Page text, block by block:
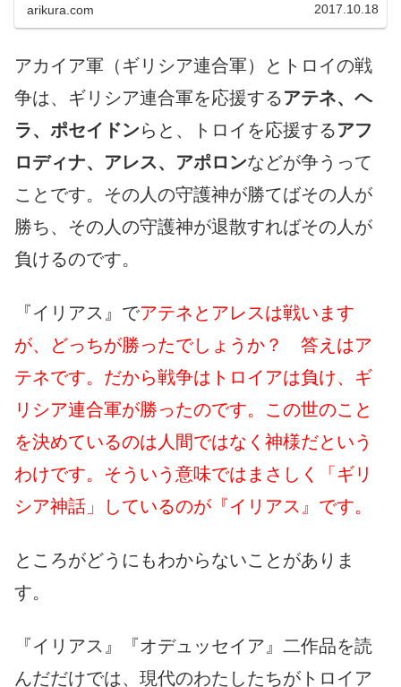
arikura.com 2017.10.18
アカイア軍（ギリシア連合軍）とトロイの戦
争は、ギリシア連合軍を応援するアテネ、ヘ
ラ、ポセイドンらと、トロイを応援するアフ
ロディナ、アレス、アポロンなどが争うって
ことです。その人の守護神が勝てばその人が
勝ち、その人の守護神が退散すればその人が
負けるのです。
『イリアス』でアテネとアレスは戦います
が、どっちが勝ったでしょうか？ 答えはア
テネです。だから戦争はトロイアは負け、ギ
リシア連合軍が勝ったのです。この世のこと
を決めているのは人間ではなく神様だという
わけです。そういう意味ではまさしく「ギリ
シア神話」しているのが『イリアス』です。
ところがどうにもわからないことがありま
す。
『イリアス』『オデュッセイア』二作品を読
んだだけでは、現代のわたしたちがトロイア